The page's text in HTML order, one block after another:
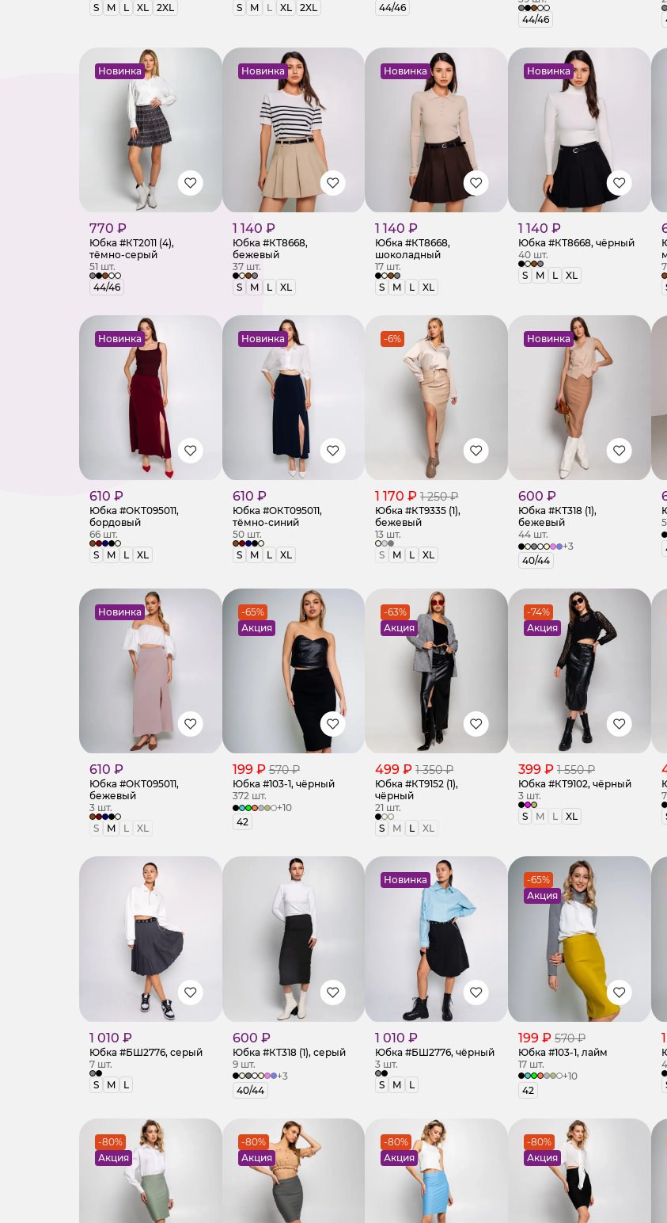
S
M L XL 2XL
S
M L XL 2XL
44/46
44/46
Новинка
770 ₽
Юбка #КТ2011 (4),
тёмно-серый
51 шт.
44/46
Новинка
1 140 ₽
Юбка #КТ8668,
бежевый
37 шт.
S
M L XL
Новинка
1 140 ₽
Юбка #КТ8668,
шоколадный
17 шт.
S
M L XL
Новинка
1 140 ₽
Юбка #КТ8668, чёрный
40 шт.
S
M L XL
Новинка
610 ₽
Юбка #ОКТ095011,
бордовый
66 шт.
S
M L XL
Новинка
610 ₽
Юбка #ОКТ095011,
тёмно-синий
50 шт.
S
M L XL
-6%
1 170 ₽ 1 250 ₽
Юбка #КТ9335 (1),
бежевый
13 шт.
S
M L XL
Новинка
600 ₽
Юбка #КТ318 (1),
бежевый
44 шт.
+3
40/44
Новинка
610 ₽
Юбка #ОКТ095011,
бежевый
3 шт.
S
M L XL
-65%
Акция
199 ₽ 570 ₽
Юбка #103-1, чёрный
372 шт.
+10
42
-63%
Акция
499 ₽ 1 350 ₽
Юбка #КТ9152 (1),
чёрный
21 шт.
S
M L XL
-74%
Акция
399 ₽ 1 550 ₽
Юбка #КТ9102, чёрный
3 шт.
S
M L XL
1 010 ₽
Юбка #БШ2776, серый
7 шт.
S
M L
600 ₽
Юбка #КТ318 (1), серый
9 шт.
+3
40/44
Новинка
1 010 ₽
Юбка #БШ2776, чёрный
3 шт.
S
M L
-65%
Акция
199 ₽ 570 ₽
Юбка #103-1, лайм
17 шт.
+10
42
-80%
Акция
-80%
Акция
-80%
Акция
-80%
Акция